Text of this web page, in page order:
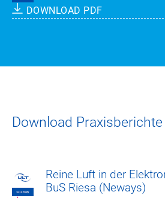
DOWNLOAD PDF
Download Praxisberichte
Reine Luft in der
BuS Riesa (Neways)